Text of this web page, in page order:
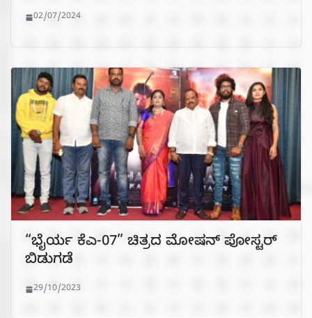
02/07/2024
“ಭೈರ್ಯ ಕೆಎ-07” ಚಿತ್ರದ ಮೋಷನ್ ಪೋಸ್ಟರ್
ಬಿಡುಗಡೆ
29/10/2023